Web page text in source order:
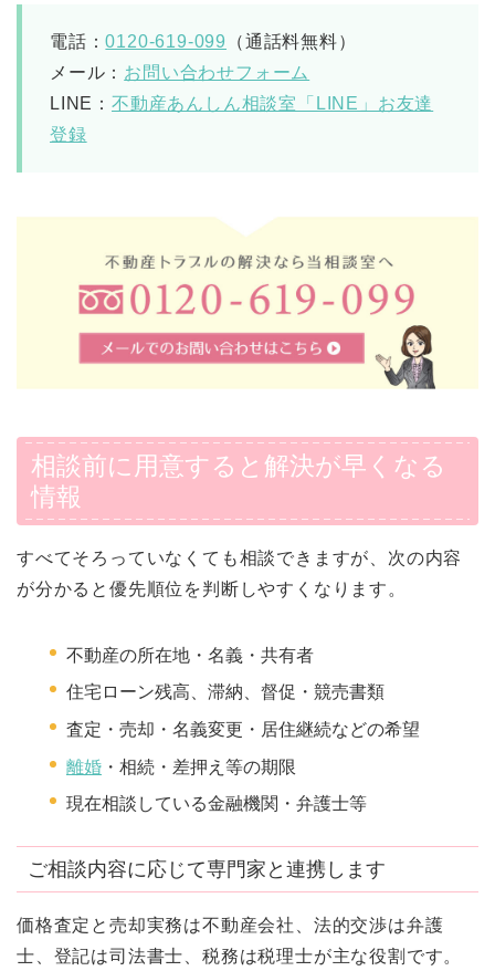
電話：0120-619-099
（通話料無料）
メール： お問い合わせフォーム
LINE： 不動産あんしん相談室「LINE」お友達
登録
相談前に用意すると解決が早くなる
情報
すべてそろっていなくても相談できますが、次の内容
が分かると優先順位を判断しやすくなります。
不動産の所在地・名義・共有者
住宅ローン残高、滞納、督促・競売書類
査定・売却・名義変更・居住継続などの希望
離婚 ・相続・差押え等の期限
現在相談している金融機関・弁護士等
ご相談内容に応じて専門家と連携します
価格査定と売却実務は不動産会社、法的交渉は弁護
士、登記は司法書士、税務は税理士が主な役割です。